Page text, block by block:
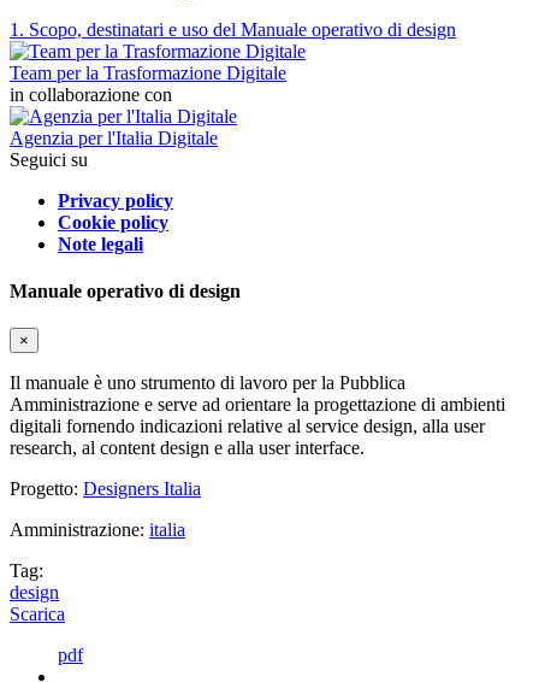
1. Scopo, destinatari e uso del Manuale operativo di design
Team per la Trasformazione Digitale
in collaborazione con
Agenzia per l'Italia Digitale
Seguici su
Privacy policy
Cookie policy
Note legali
Manuale operativo di design
×
Il manuale è uno strumento di lavoro per la Pubblica
Amministrazione e serve ad orientare la progettazione di ambienti
digitali fornendo indicazioni relative al service design, alla user
research, al content design e alla user interface.
Progetto: Designers Italia
Amministrazione: italia
Tag:
design
Scarica
pdf